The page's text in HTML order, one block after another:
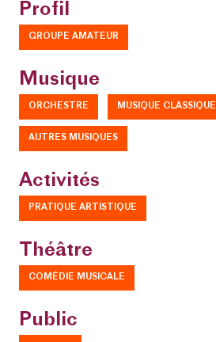
Profil
GROUPE AMATEUR
Musique
ORCHESTRE MUSIQUE CLASSIQUE
AUTRES MUSIQUES
Activités
PRATIQUE ARTISTIQUE
Théâtre
COMÉDIE MUSICALE
Public